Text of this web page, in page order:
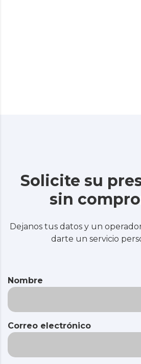
Solicite su
sin
Dejanos tus datos y un
darte un servicio
Nombre
Correo electrónico